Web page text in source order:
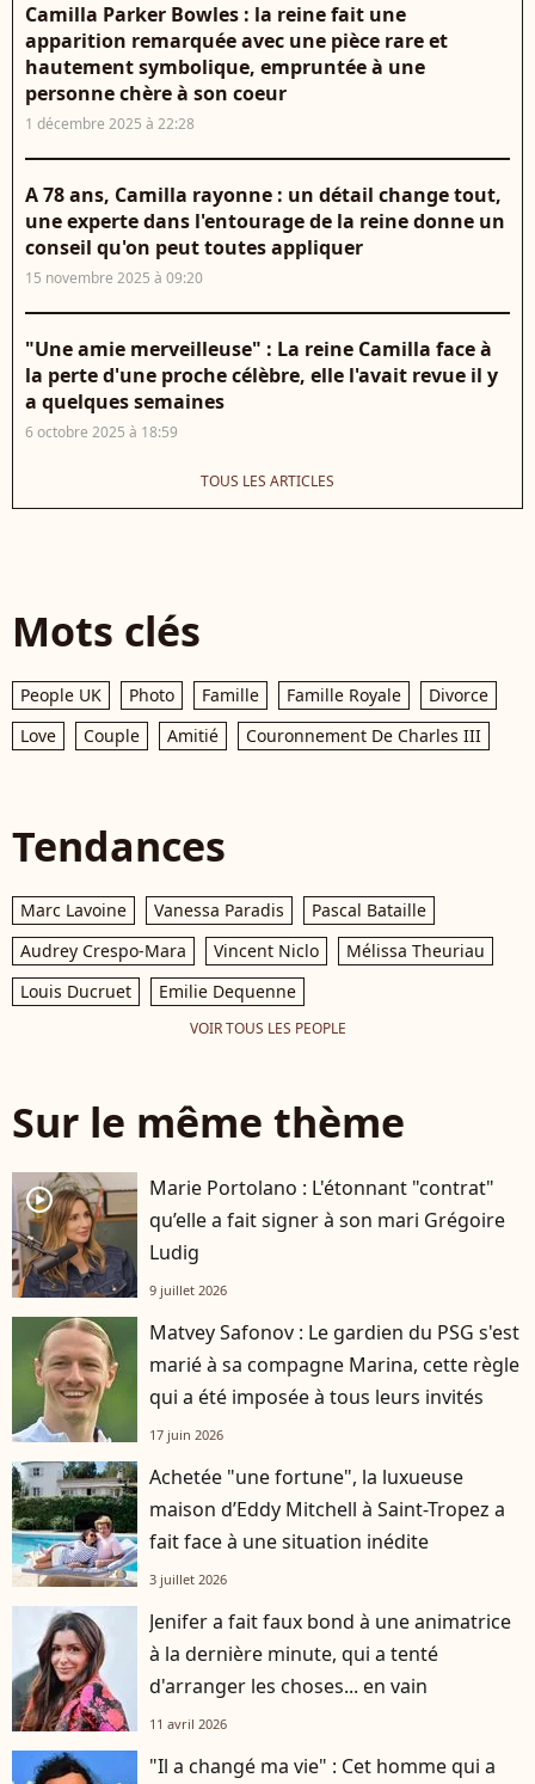
Camilla Parker Bowles : la reine fait une
apparition remarquée avec une pièce rare et
hautement symbolique, empruntée à une
personne chère à son coeur
1 décembre 2025 à 22:28
A 78 ans, Camilla rayonne : un détail change tout,
une experte dans l'entourage de la reine donne un
conseil qu'on peut toutes appliquer
15 novembre 2025 à 09:20
"Une amie merveilleuse" : La reine Camilla face à
la perte d'une proche célèbre, elle l'avait revue il y
a quelques semaines
6 octobre 2025 à 18:59
TOUS LES ARTICLES
Mots clés
People UK Photo Famille Famille Royale
Divorce
Love
Couple Amitié Couronnement De Charles III
Tendances
Marc Lavoine Vanessa Paradis
Pascal Bataille
Audrey Crespo-Mara
Vincent Niclo
Mélissa Theuriau
Louis Ducruet
Emilie Dequenne
VOIR TOUS LES PEOPLE
Sur le même thème
player2
Marie Portolano : L'étonnant "contrat"
qu’elle a fait signer à son mari Grégoire
Ludig
9 juillet 2026
Matvey Safonov : Le gardien du PSG s'est
marié à sa compagne Marina, cette règle
qui a été imposée à tous leurs invités
17 juin 2026
Achetée "une fortune", la luxueuse
maison d’Eddy Mitchell à Saint-Tropez a
fait face à une situation inédite
3 juillet 2026
Jenifer a fait faux bond à une animatrice
à la dernière minute, qui a tenté
d'arranger les choses... en vain
11 avril 2026
"Il a changé ma vie" : Cet homme qui a